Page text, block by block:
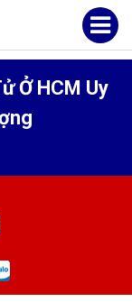
Ở HCM Uy